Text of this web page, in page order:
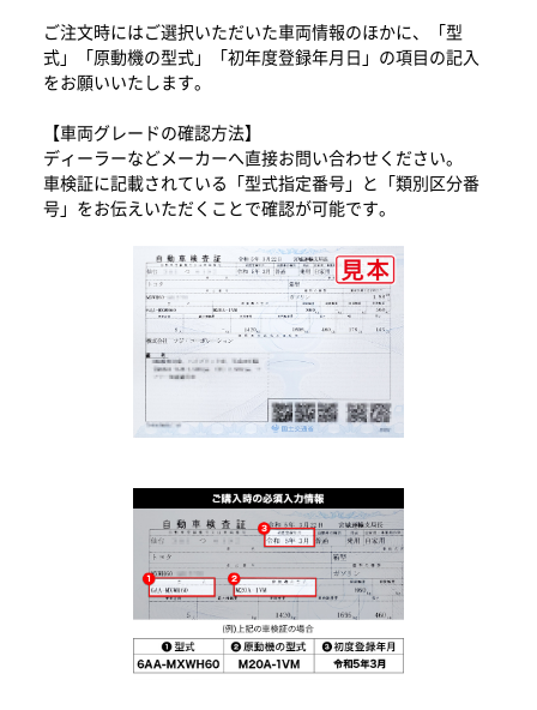
ご注文時にはご選択いただいた車両情報のほかに、「型
式」「原動機の型式」「初年度登録年月日」の項目の記入
をお願いいたします。
【車両グレードの確認方法】
ディーラーなどメーカーへ直接お問い合わせください。
車検証に記載されている「型式指定番号」と「類別区分番
号」をお伝えいただくことで確認が可能です。